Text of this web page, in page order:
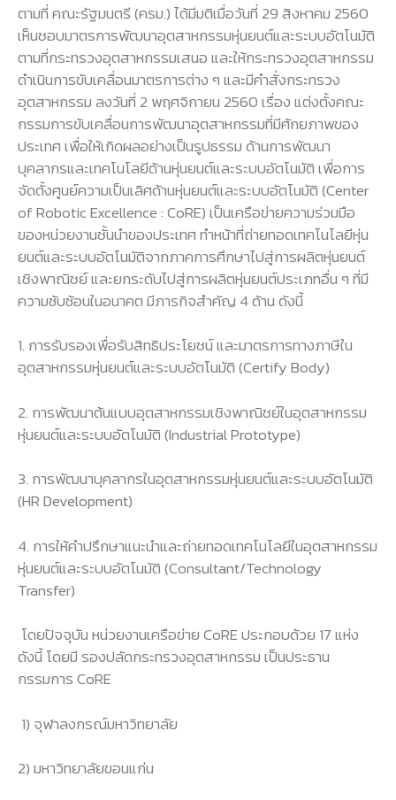
ตามที่ คณะรัฐมนตรี (ครม.) ได้มีมติเมื่อวันที่ 29 สิงหาคม 2560
เห็นชอบมาตรการพัฒนาอุตสาหกรรมหุ่นยนต์และระบบอัตโนมัติ
ตามที่กระทรวงอุตสาหกรรมเสนอ และให้กระทรวงอุตสาหกรรม
ดำเนินการขับเคลื่อนมาตรการต่าง ๆ และมีคำสั่งกระทรวง
อุตสาหกรรม ลงวันที่ 2 พฤศจิกายน 2560 เรื่อง แต่งตั้งคณะ
กรรมการขับเคลื่อนการพัฒนาอุตสาหกรรมที่มีศักยภาพของ
ประเทศ เพื่อให้เกิดผลอย่างเป็นรูปธรรม ด้านการพัฒนา
บุคลากรและเทคโนโลยีด้านหุ่นยนต์และระบบอัตโนมัติ เพื่อการ
จัดตั้งศูนย์ความเป็นเลิศด้านหุ่นยนต์และระบบอัตโนมัติ (Center
of Robotic Excellence : CoRE) เป็นเครือข่ายความร่วมมือ
ของหน่วยงานชั้นนำของประเทศ ทำหน้าที่ถ่ายทอดเทคโนโลยีหุ่น
ยนต์และระบบอัตโนมัติจากภาคการศึกษาไปสู่การผลิตหุ่นยนต์
เชิงพาณิชย์ และยกระดับไปสู่การผลิตหุ่นยนต์ประเภทอื่น ๆ ที่มี
ความซับซ้อนในอนาคต มีภารกิจสำคัญ 4 ด้าน ดังนี้
1. การรับรองเพื่อรับสิทธิประโยชน์ และมาตรการทางภาษีใน
อุตสาหกรรมหุ่นยนต์และระบบอัตโนมัติ (Certify Body)
2. การพัฒนาต้นแบบอุตสาหกรรมเชิงพาณิชย์ในอุตสาหกรรม
หุ่นยนต์และระบบอัตโนมัติ (Industrial Prototype)
3. การพัฒนาบุคลากรในอุตสาหกรรมหุ่นยนต์และระบบอัตโนมัติ
(HR Development)
4. การให้คำปรึกษาแนะนำและถ่ายทอดเทคโนโลยีในอุตสาหกรรม
หุ่นยนต์และระบบอัตโนมัติ (Consultant/Technology
Transfer)
โดยปัจจุบัน หน่วยงานเครือข่าย CoRE ประกอบด้วย 17 แห่ง
ดังนี้ โดยมี รองปลัดกระทรวงอุตสาหกรรม เป็นประธาน
กรรมการ CoRE
1) จุฬาลงกรณ์มหาวิทยาลัย
2) มหาวิทยาลัยขอนแก่น